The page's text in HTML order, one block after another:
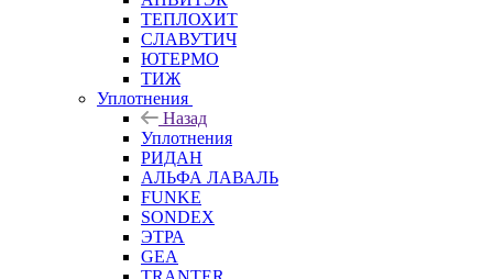
ТЕПЛОХИТ
СЛАВУТИЧ
ЮТЕРМО
ТИЖ
Уплотнения
Назад
Уплотнения
РИДАН
АЛЬФА ЛАВАЛЬ
FUNKE
SONDEX
ЭТРА
GEA